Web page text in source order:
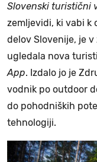
Slovenski turistični
zemljevidi, ki vabi k
delov Slovenije, je
ugledala nova
App. Izdalo jo je
vodnik po outdoor
do pohodniških
tehnologiji.